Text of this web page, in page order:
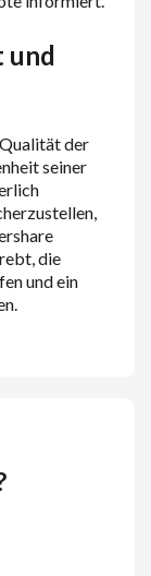
und
der
seiner
die
und ein